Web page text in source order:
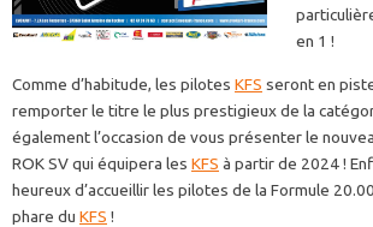
en 1 !
Comme d’habitude, les pilotes KFS seront en
remporter le titre le plus prestigieux de la
également l’occasion de vous présenter le
ROK SV qui équipera les KFS à partir de 2024 !
heureux d’accueillir les pilotes de la Formule
phare du KFS !